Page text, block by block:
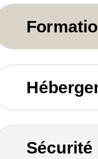
Sécurité